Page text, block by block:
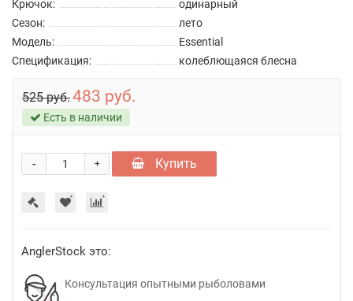
Крючок:
одинарный
Сезон:
лето
Модель:
Essential
Спецификация:
колеблющаяся блесна
525 руб.483 руб.
Есть в наличии
+
- Купить
AnglerStock это:
Консультация опытными рыболовами